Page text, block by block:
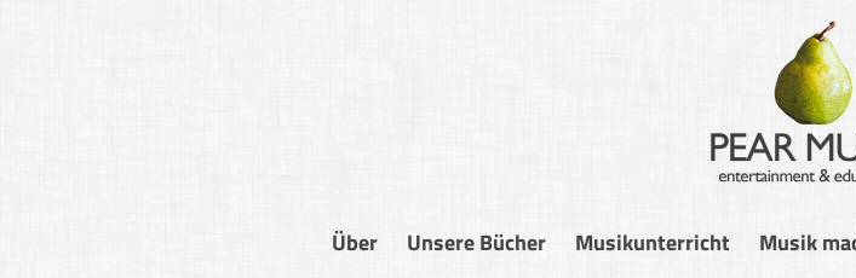
Über Unsere Bücher Musikunterricht Musik